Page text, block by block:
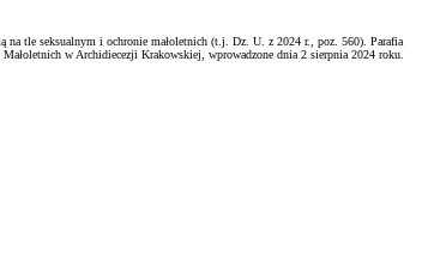
na tle seksualnym i ochronie małoletnich (t.j. Dz. U. z 2024 r., poz. 560). Parafia
w Archidiecezji Krakowskiej, wprowadzone dnia 2 sierpnia 2024 roku.